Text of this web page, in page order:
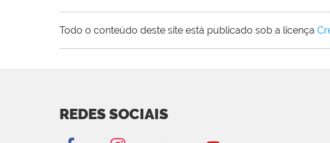
Todo o conteúdo deste site está publicado sob a licença
REDES SOCIAIS